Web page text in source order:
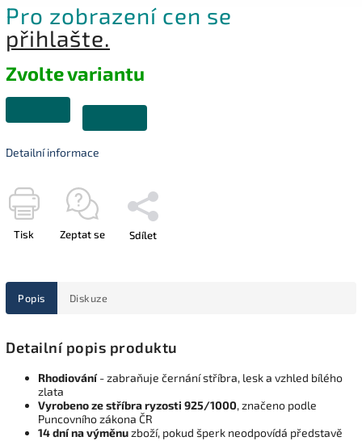
Pro zobrazení cen se
přihlašte.
Zvolte variantu
Detailní informace
Tisk Zeptat se Sdílet
Popis Diskuze
Detailní popis produktu
Rhodiování- zabraňuje černání stříbra, lesk a vzhled bílého
zlata
Vyrobeno ze stříbra ryzosti 925/1000, značeno podle
Puncovního zákona ČR
14 dní na výměnuzboží, pokud šperk neodpovídá představě